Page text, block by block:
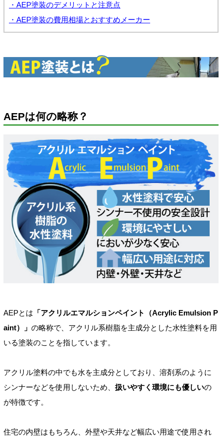
・AEP塗装のデメリットと注意点
・AEP塗装の費用相場とおすすめメーカー
AEPは何の略称？
AEPとは 「アクリルエマルションペイント（Acrylic Emulsion P
aint）」 の略称で、アクリル系樹脂を主成分とした水性塗料を用
いる塗装のことを指しています。
アクリル塗料の中でも水を主成分としており、溶剤系のように
シンナーなどを使用しないため、 扱いやすく環境にも優しいの
が特徴です。
住宅の内壁はもちろん、外壁や天井など幅広い用途で使用され